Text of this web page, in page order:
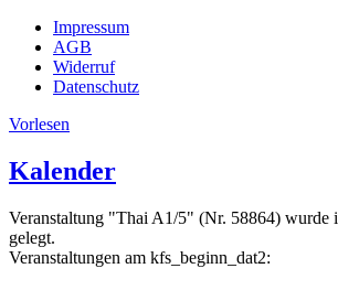
Impressum
AGB
Widerruf
Datenschutz
Vorlesen
Kalender
Veranstaltung "Thai A1/5" (Nr. 58864) wurde
gelegt.
Veranstaltungen am kfs_beginn_dat2: